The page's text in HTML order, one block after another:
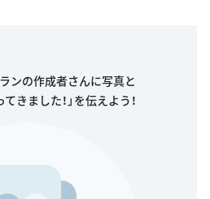
ンの作成者さんに写真と
きました！」を伝えよう！